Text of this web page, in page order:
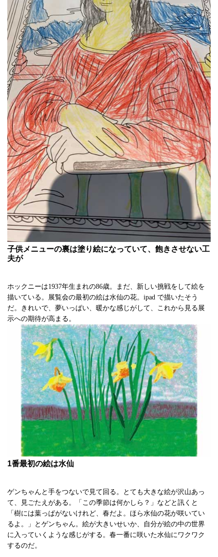
子供メニューの裏は塗り絵になっていて、飽きさせない工
夫が
ホックニーは1937年生まれの86歳。まだ、新しい挑戦をして絵を
描いている。展覧会の最初の絵は水仙の花。ipad で描いたそう
だ。きれいで、夢いっぱい、暖かな感じがして、これから見る展
示への期待が高まる。
1番最初の絵は水仙
ゲンちゃんと手をつないで見て回る。とても大きな絵が沢山あっ
て、見ごたえがある。「この季節は何かしら？」などと訊くと
「樹には葉っぱがないけれど、春だよ。ほら水仙の花が咲いてい
るよ。」とゲンちゃん。絵が大きいせいか、自分が絵の中の世界
に入っていくような感じがする。春一番に咲いた水仙にワクワク
するのだ。